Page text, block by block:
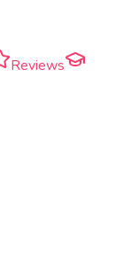
Reviews